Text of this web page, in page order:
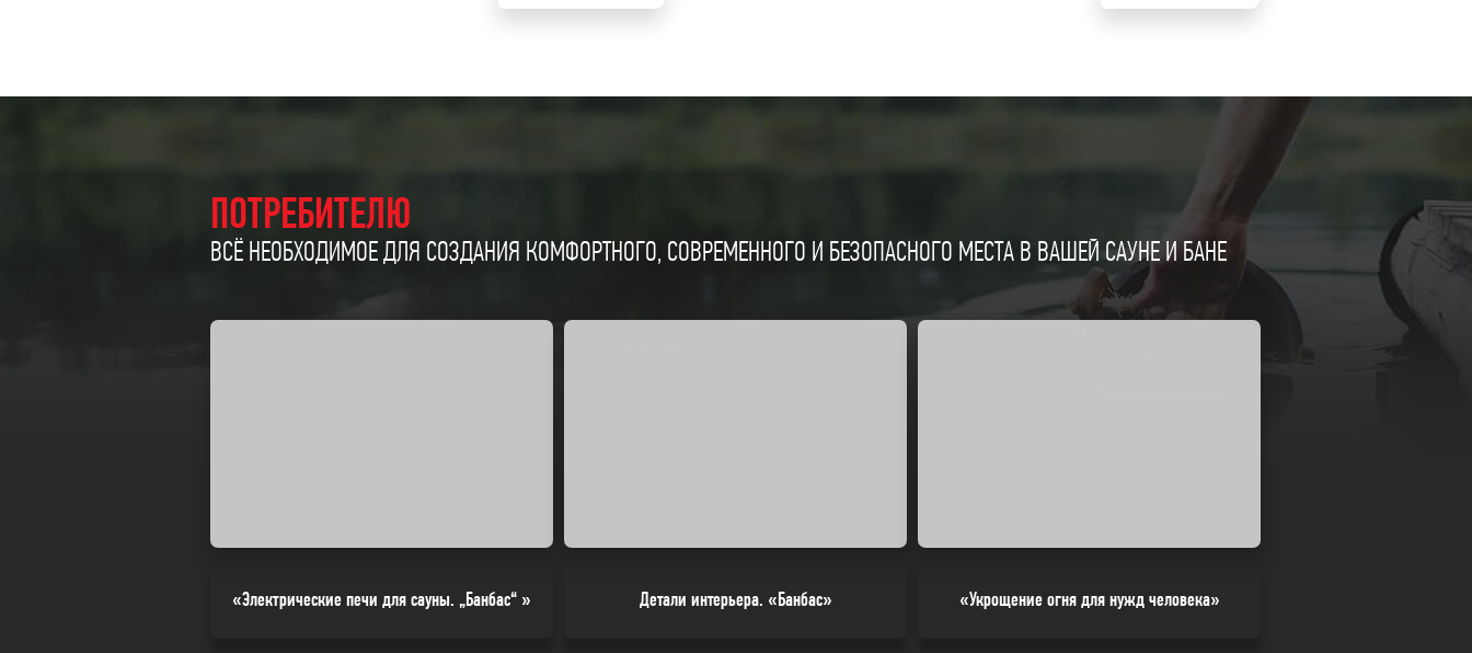
ПОТРЕБИТЕЛЮ
ВСЁ НЕОБХОДИМОЕ ДЛЯ СОЗДАНИЯ КОМФОРТНОГО, СОВРЕМЕННОГО И БЕЗОПАСНОГО МЕСТА В ВАШЕЙ САУНЕ И БАНЕ
«Электрические печи для сауны. „Банбас“ » Детали интерьера. «Банбас» «Укрощение огня для нужд человека»